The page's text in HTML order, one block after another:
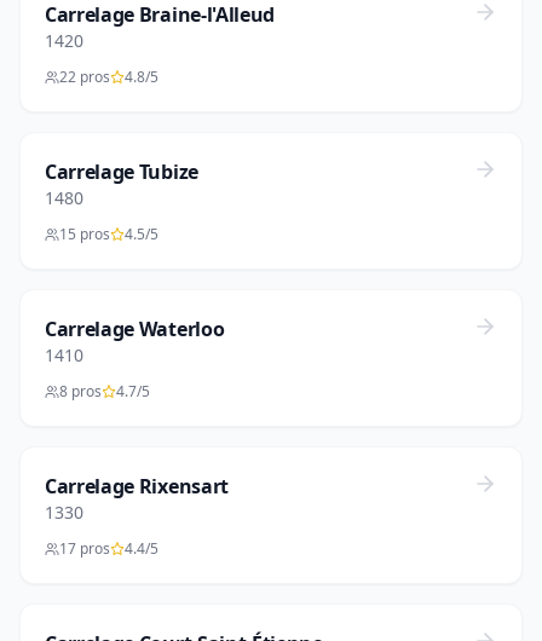
Carrelage Braine-l'Alleud
1420
22 pros 4.8/5
Carrelage Tubize
1480
15 pros 4.5/5
Carrelage Waterloo
1410
8 pros 4.7/5
Carrelage Rixensart
1330
17 pros 4.4/5